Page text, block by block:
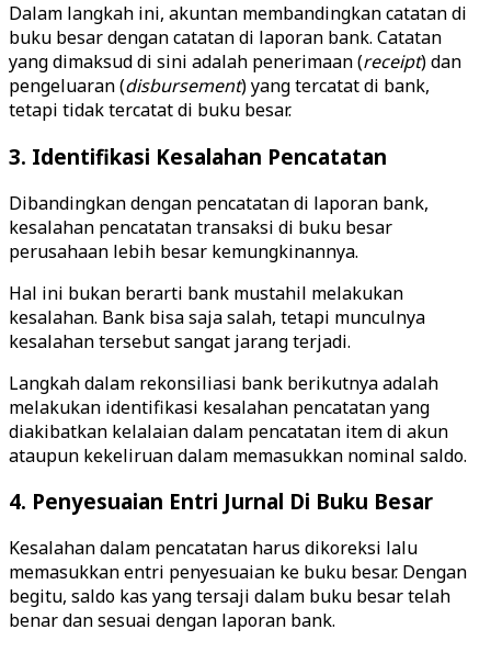
Dalam langkah ini, akuntan membandingkan catatan di
buku besar dengan catatan di laporan bank. Catatan
yang dimaksud di sini adalah penerimaan (receipt) dan
pengeluaran (disbursement) yang tercatat di bank,
tetapi tidak tercatat di buku besar.
3. Identifikasi Kesalahan Pencatatan
Dibandingkan dengan pencatatan di laporan bank,
kesalahan pencatatan transaksi di buku besar
perusahaan lebih besar kemungkinannya.
Hal ini bukan berarti bank mustahil melakukan
kesalahan. Bank bisa saja salah, tetapi munculnya
kesalahan tersebut sangat jarang terjadi.
Langkah dalam rekonsiliasi bank berikutnya adalah
melakukan identifikasi kesalahan pencatatan yang
diakibatkan kelalaian dalam pencatatan item di akun
ataupun kekeliruan dalam memasukkan nominal saldo.
4. Penyesuaian Entri Jurnal Di Buku Besar
Kesalahan dalam pencatatan harus dikoreksi lalu
memasukkan entri penyesuaian ke buku besar. Dengan
begitu, saldo kas yang tersaji dalam buku besar telah
benar dan sesuai dengan laporan bank.